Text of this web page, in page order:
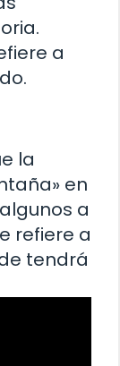
a
la
en
a
refiere a
tendrá